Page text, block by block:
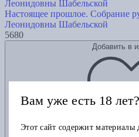
Настоящее прошлое. Собрание
Леонидовны Шабельской
5680
Добавить в
Вам уже есть 18 лет?
Этот сайт содержит материалы